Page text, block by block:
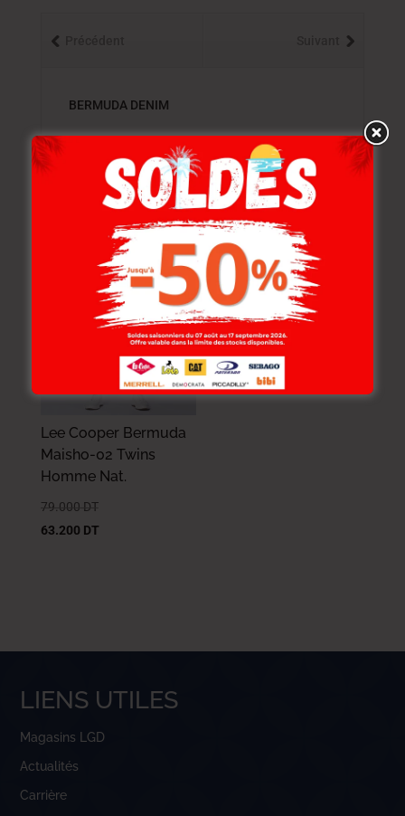
BERMUDA DENIM
Produits similaires
-20%
Lee Cooper Bermuda
Maisho-02 Twins
Homme Nat.
79.000 DT
63.200 DT
LIENS UTILES
Magasins LGD
Actualités
Carrière